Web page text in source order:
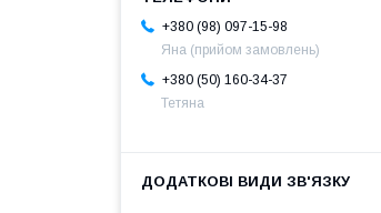
+380 (98) 097-15-98
Яна (прийом замовлень)
+380 (50) 160-34-37
Тетяна